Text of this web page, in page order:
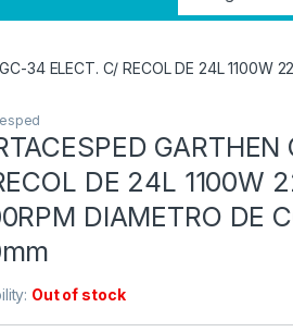
34 ELECT. C/ RECOL DE 24L
DE 24L 1100W
DIAMETRO DE
Out of stock